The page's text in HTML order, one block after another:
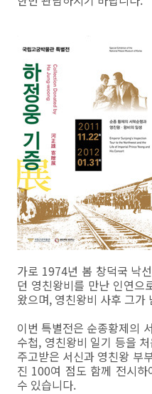
가로 1974년 봄 창덕국 낙
던 영친왕비를 만난 인연으
왔으며, 영친왕비 사후 그가
이번 특별전은 순종황제의
수첩, 영친왕비 일기 등을
주고받은 서신과 영친왕 부
진 100여 점도 함께 전시
수 있습니다.